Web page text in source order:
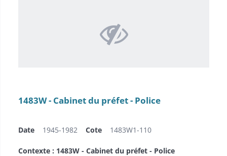
1483W - Cabinet du préfet - Police
Date 1945-1982 Cote 1483W1-110
Contexte : 1483W - Cabinet du préfet - Police